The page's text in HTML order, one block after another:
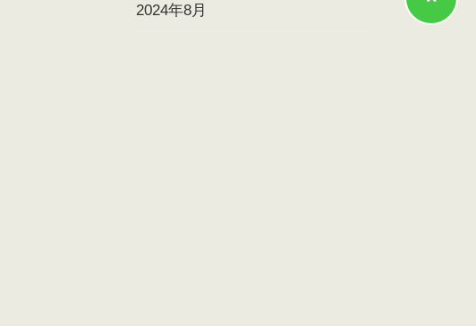
2024年8月